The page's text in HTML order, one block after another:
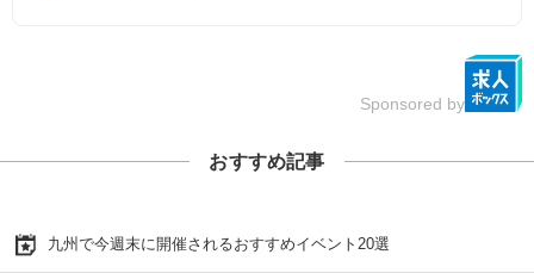
Sponsored by
おすすめ記事
九州で今週末に開催されるおすすめイベント20選